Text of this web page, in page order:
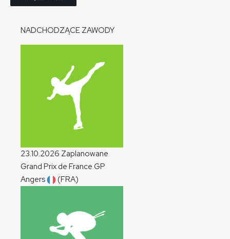
NADCHODZĄCE ZAWODY
23.10.2026 Zaplanowane
Grand Prix de France GP
Angers
(FRA)